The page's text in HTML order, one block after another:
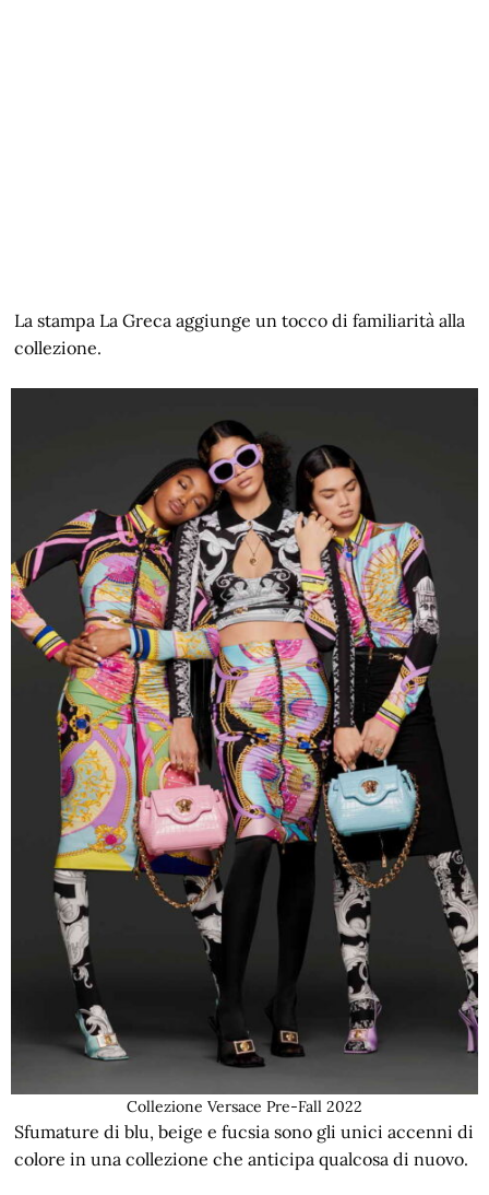
La stampa La Greca aggiunge un tocco di familiarità alla
collezione.
Collezione Versace Pre-Fall 2022
Sfumature di blu, beige e fucsia sono gli unici accenni di
colore in una collezione che anticipa qualcosa di nuovo.